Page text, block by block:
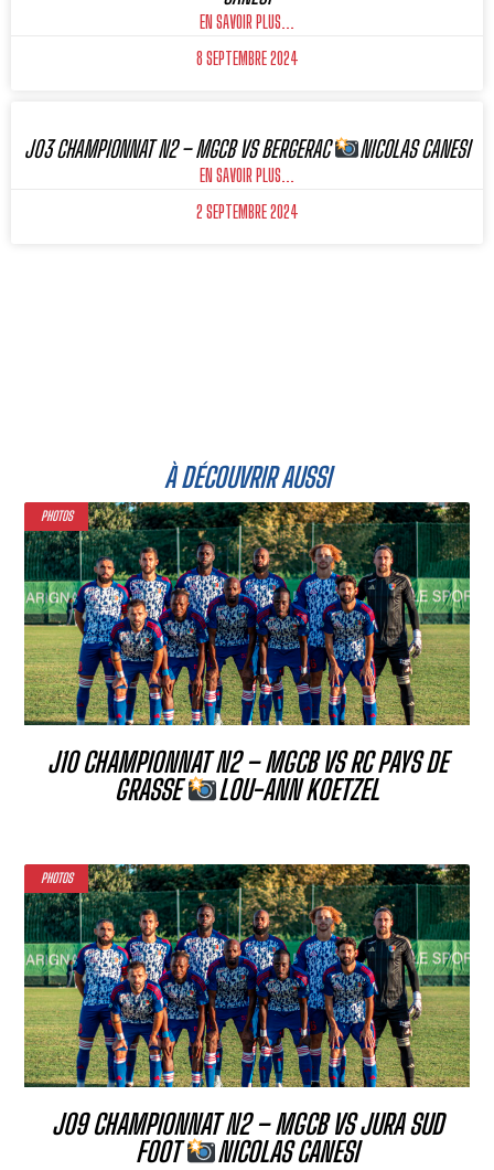
EN SAVOIR PLUS...
8 SEPTEMBRE 2024
J03 CHAMPIONNAT N2 – MGCB VS BERGERAC NICOLAS CANESI
EN SAVOIR PLUS...
2 SEPTEMBRE 2024
À DÉCOUVRIR AUSSI
PHOTOS
J10 CHAMPIONNAT N2 – MGCB VS RC PAYS DE
GRASSE
LOU-ANN KOETZEL
PHOTOS
J09 CHAMPIONNAT N2 – MGCB VS JURA SUD
FOOT
NICOLAS CANESI